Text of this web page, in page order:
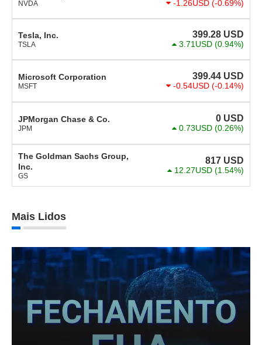
NVDA -1.26USD (-0.69%)
Tesla, Inc.
TSLA
399.28 USD
3.71USD (0.94%)
Microsoft Corporation
MSFT
399.44 USD
-0.54USD (-0.14%)
JPMorgan Chase & Co.
JPM
0 USD
0.73USD (0.26%)
The Goldman Sachs Group,
Inc.
GS
817 USD
12.27USD (1.54%)
Mais Lidos